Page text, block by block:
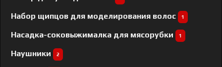
Набор щипцов для моделирования волос 1
Насадка-соковыжималка для мясорубки 1
Наушники 2